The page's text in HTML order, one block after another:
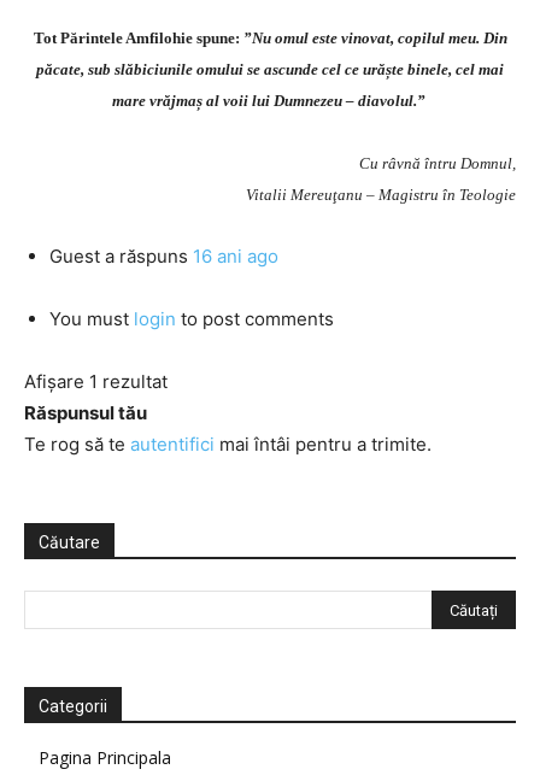
Tot Părintele Amfilohie spune: ”Nu omul este vinovat, copilul meu. Din
păcate, sub slăbiciunile omului se ascunde cel ce urăște binele, cel mai
mare vrăjmaș al voii lui Dumnezeu – diavolul.”
Cu râvnă întru Domnul,
Vitalii Mereuţanu – Magistru în Teologie
Guest a răspuns 16 ani ago
You must login to post comments
Afișare 1 rezultat
Răspunsul tău
Te rog să te autentifici mai întâi pentru a trimite.
Căutare
Categorii
Pagina Principala